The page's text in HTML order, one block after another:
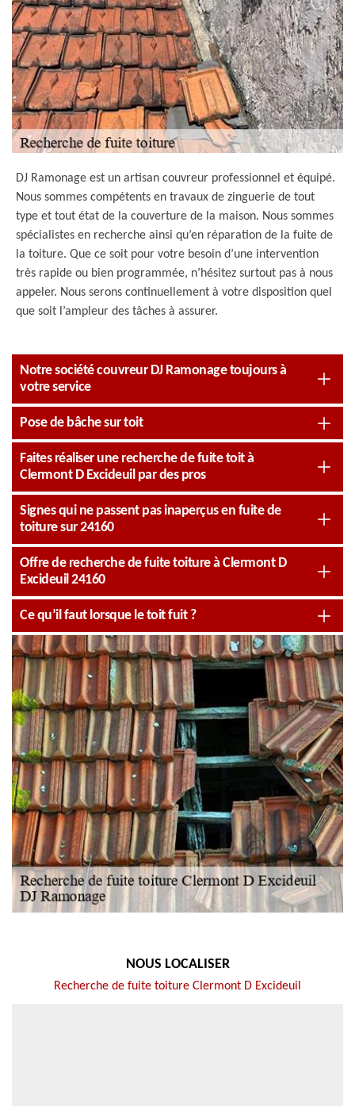
DJ Ramonage est un artisan couvreur professionnel et équipé.
Nous sommes compétents en travaux de zinguerie de tout
type et tout état de la couverture de la maison. Nous sommes
spécialistes en recherche ainsi qu’en réparation de la fuite de
la toiture. Que ce soit pour votre besoin d’une intervention
très rapide ou bien programmée, n’hésitez surtout pas à nous
appeler. Nous serons continuellement à votre disposition quel
que soit l’ampleur des tâches à assurer.
Notre société couvreur DJ Ramonage toujours à
votre service
Pose de bâche sur toit
Faites réaliser une recherche de fuite toit à
Clermont D Excideuil par des pros
Signes qui ne passent pas inaperçus en fuite de
toiture sur 24160
Offre de recherche de fuite toiture à Clermont D
Excideuil 24160
Ce qu’il faut lorsque le toit fuit ?
NOUS LOCALISER
Recherche de fuite toiture Clermont D Excideuil